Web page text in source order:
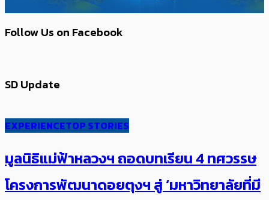
Follow Us on Facebook
SD Update
EXPERIENCETOP STORIES
มูลนิธิแม่ฟ้าหลวงฯ ถอดบทเรียน 4 ทศวรรษ
โครงการพัฒนาดอยตุงฯ สู่ ‘มหาวิทยาลัยที่มี